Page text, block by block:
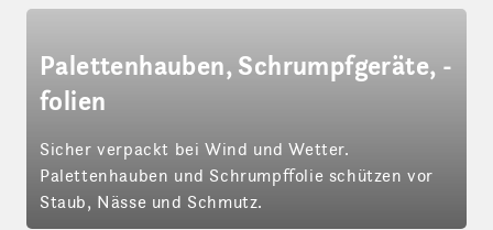
Palettenhauben, Schrumpfgeräte, -
folien
Sicher verpackt bei Wind und Wetter.
Palettenhauben und Schrumpffolie schützen vor
Staub, Nässe und Schmutz.